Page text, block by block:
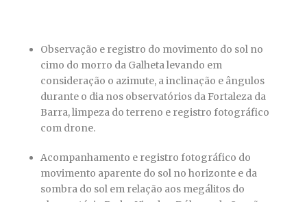
Observação e registro do movimento do sol no
cimo do morro da Galheta levando em
consideração o azimute, a inclinação e ângulos
durante o dia nos observatórios da Fortaleza da
Barra, limpeza do terreno e registro fotográfico
com drone.
Acompanhamento e registro fotográfico do
movimento aparente do sol no horizonte e da
sombra do sol em relação aos megálitos do